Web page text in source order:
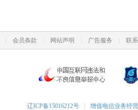
会员条款 网站声明 广告服务 联
辽ICP备15016212号
增值电信业务经